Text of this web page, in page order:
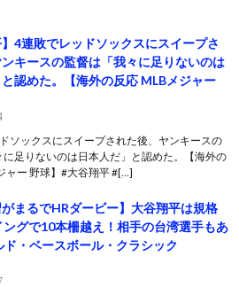
】4連敗でレッドソックスにスイープさ
キースの監督は「我々に足りないのは
認めた。【海外の反応 MLBメジャー
ソックスにスイープされた後、ヤンキースの
に足りないのは日本人だ」と認めた。【海外の
ャー 野球】#大谷翔平 #[…]
がまるでHRダービー】大谷翔平は規格
グで10本柵越え！相手の台湾選手もあ
ド・ベースボール・クラシック